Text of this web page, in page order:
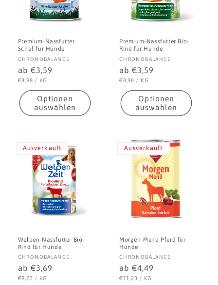
Premium-Nassfutter
Schaf für Hunde
Anbieter:
CHRONOBALANCE
Normaler
Preis
ab €3,59
STÜCKPREIS
€8,98 / PRO
KG
Optionen
auswählen
Premium-Nassfutter Bio-
Rind für Hunde
Anbieter:
CHRONOBALANCE
Normaler
Preis
ab €3,59
STÜCKPREIS
€8,98 / PRO
KG
Optionen
auswählen
Ausverkauft
Welpen-Nassfutter Bio-
Rind für Hunde
Anbieter:
CHRONOBALANCE
Normaler
Preis
ab €3,69
STÜCKPREIS
€9,23 / PRO
KG
Ausverkauft
Morgen-Menü Pferd für
Hunde
Anbieter:
CHRONOBALANCE
Normaler
Preis
ab €4,49
STÜCKPREIS
€11,23 / PRO
KG